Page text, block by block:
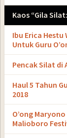
Kaos “Gila
Ibu Erica
Untuk Guru
Pencak Silat di
Haul 5 Tahun
2018
O’ong
Malioboro